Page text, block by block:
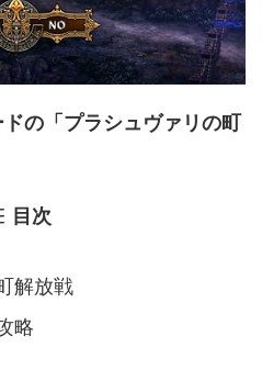
の「プラシュヴァリの町
目次
解放戦
略